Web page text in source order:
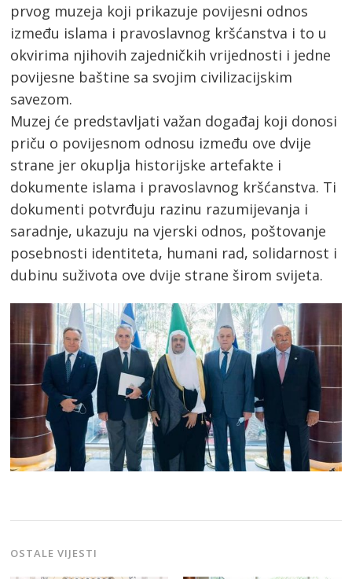
prvog muzeja koji prikazuje povijesni odnos
između islama i pravoslavnog kršćanstva i to u
okvirima njihovih zajedničkih vrijednosti i jedne
povijesne baštine sa svojim civilizacijskim
savezom.
Muzej će predstavljati važan događaj koji donosi
priču o povijesnom odnosu između ove dvije
strane jer okuplja historijske artefakte i
dokumente islama i pravoslavnog kršćanstva. Ti
dokumenti potvrđuju razinu razumijevanja i
saradnje, ukazuju na vjerski odnos, poštovanje
posebnosti identiteta, humani rad, solidarnost i
dubinu suživota ove dvije strane širom svijeta.
OSTALE VIJESTI